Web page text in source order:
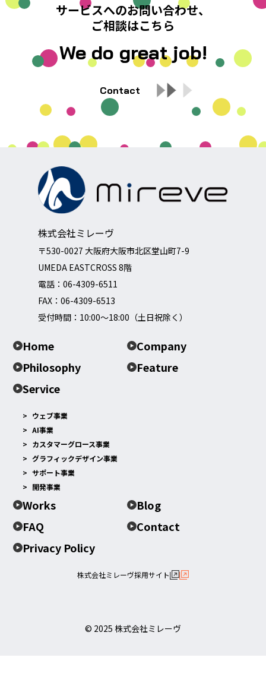
サービスへのお問い合わせ、
ご相談はこちら
We do great job!
Contact
株式会社ミレーヴ
〒530-0027 大阪府大阪市北区堂山町7-9
UMEDA EASTCROSS 8階
電話： 06-4309-6511
FAX：06-4309-6513
受付時間：10:00～18:00（土日祝除く）
Home
Company
Philosophy
Feature
Service
ウェブ事業
AI事業
カスタマーグロース事業
グラフィックデザイン事業
サポート事業
開発事業
Works
Blog
FAQ
Contact
Privacy Policy
株式会社ミレーヴ採用サイト
© 2025 株式会社ミレーヴ